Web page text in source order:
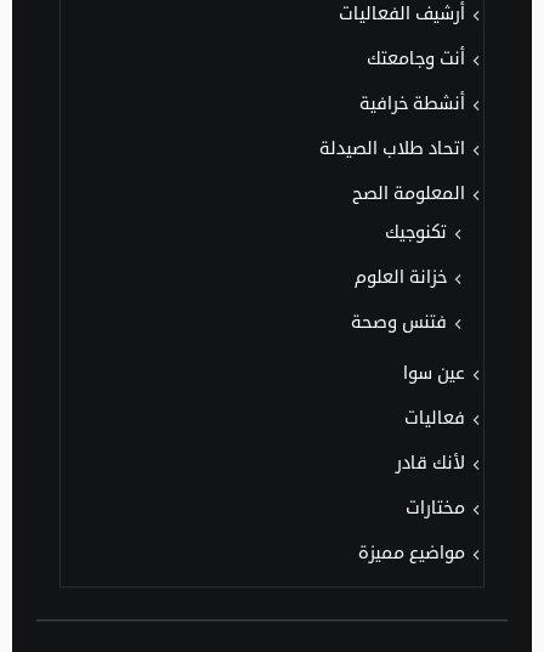
أرشيف الفعاليات
أنت وجامعتك
أنشطة خرافية
اتحاد طلاب الصيدلة
المعلومة الصح
تكنوجيك
خزانة العلوم
فتنس وصحة
عين سوا
فعاليات
لأنك قادر
مختارات
مواضيع مميزة